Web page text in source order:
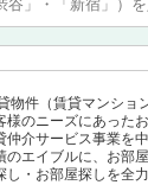
物件（賃貸マンショ
様のニーズにあった
仲介サービス事業を
のエイブルに、お部
・お部屋探しを全